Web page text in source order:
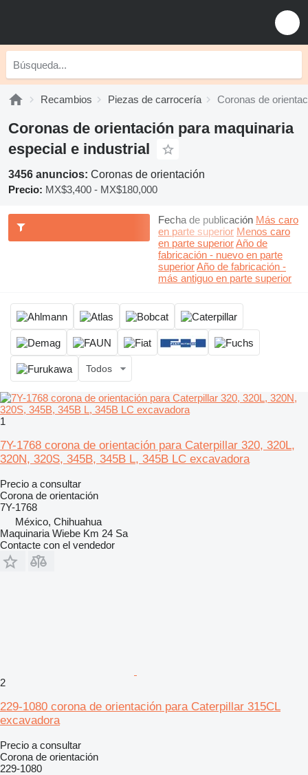
Recambios Piezas de carrocería Coronas de
Coronas de orientación para maquinaria
especial e industrial
3456 anuncios: Coronas de orientación
Precio: MX$3,400 - MX$180,000
Fecha de publicación Más caro
en parte superior Menos caro
en parte superiorAño de
fabricación - nuevo en parte
superiorAño de fabricación -
más antiguo en parte superior
Todos
1
7Y-1768 corona de orientación para Caterpillar 320, 320L,
320N, 320S, 345B, 345B L, 345B LC excavadora
Precio a consultar
Corona de orientación
7Y-1768
México, Chihuahua
Maquinaria Wiebe Km 24 Sa
Contacte con el vendedor
2
229-1080 corona de orientación para Caterpillar 315CL
excavadora
Precio a consultar
Corona de orientación
229-1080